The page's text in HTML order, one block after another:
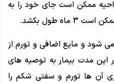
ممکن است جای خود را به
طول بکشد.
شود و مایع اضافی و تورم از
مدت بیمار به توصیه های
آن ها تورم و سفتی شکم را